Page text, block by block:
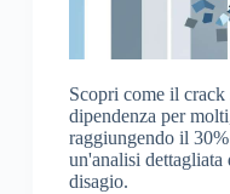
Scopri come il
dipendenza per
raggiungendo il
un'analisi
disagio.